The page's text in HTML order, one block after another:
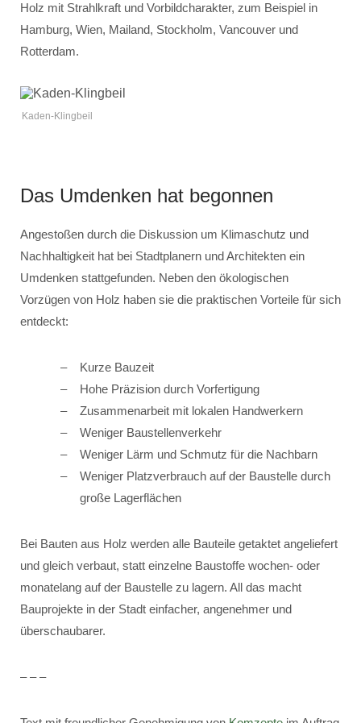
Holz mit Strahlkraft und Vorbildcharakter, zum Beispiel in
Hamburg, Wien, Mailand, Stockholm, Vancouver und
Rotterdam.
Kaden-Klingbeil
Das Umdenken hat begonnen
Angestoßen durch die Diskussion um Klimaschutz und
Nachhaltigkeit hat bei Stadtplanern und Architekten ein
Umdenken stattgefunden. Neben den ökologischen
Vorzügen von Holz haben sie die praktischen Vorteile für sich
entdeckt:
Kurze Bauzeit
Hohe Präzision durch Vorfertigung
Zusammenarbeit mit lokalen Handwerkern
Weniger Baustellenverkehr
Weniger Lärm und Schmutz für die Nachbarn
Weniger Platzverbrauch auf der Baustelle durch
große Lagerflächen
Bei Bauten aus Holz werden alle Bauteile getaktet angeliefert
und gleich verbaut, statt einzelne Baustoffe wochen- oder
monatelang auf der Baustelle zu lagern. All das macht
Bauprojekte in der Stadt einfacher, angenehmer und
überschaubarer.
– – –